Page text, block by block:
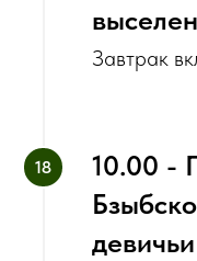
Завтрак
10.00 -